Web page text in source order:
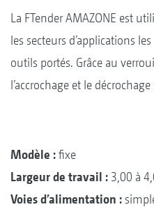
La FTender AMAZONE est
les secteurs d’applications
outils portés. Grâce au
l’accrochage et le
Modèle :fixe
Largeur de travail : 3,00 à
Voies d’alimentation :